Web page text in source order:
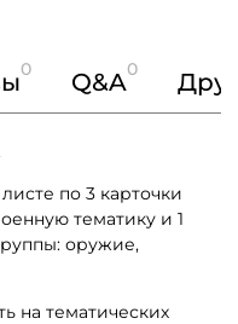
0 Q&A0
по 3 карточки
тематику и 1
оружие,
на тематических